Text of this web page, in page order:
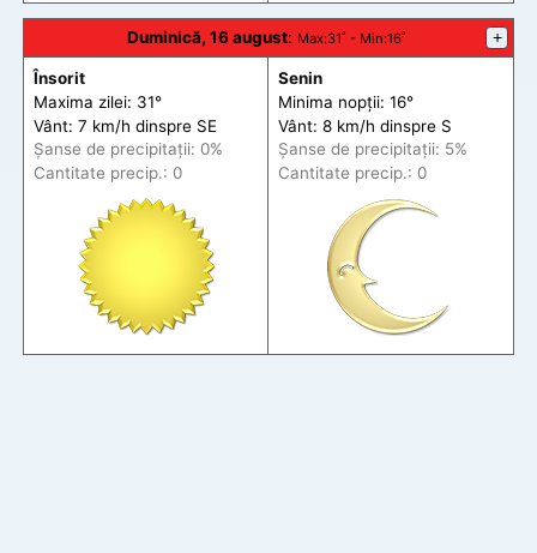
Duminică, 16 august: Max:31˚ - Min:16˚ +
Însorit
Maxima zilei: 31°
Vânt: 7 km/h dinspre SE
Șanse de precipitații: 0%
Cantitate precip.: 0
Senin
Minima nopții: 16°
Vânt: 8 km/h dinspre S
Șanse de precipitații: 5%
Cantitate precip.: 0